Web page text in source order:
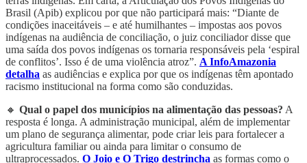
Brasil (Apib) explicou por que não participará mais: “Diante de
condições inaceitáveis – e até humilhantes – impostas aos povos
indígenas na audiência de conciliação, o juiz conciliador disse que
uma saída dos povos indígenas os tornaria responsáveis pela ‘espiral
de conflitos’. Isso é de uma violência atroz”. A InfoAmazonia
detalha as audiências e explica por que os indígenas têm apontado
racismo institucional na forma como são conduzidas.
🔸 Qual o papel dos municípios na alimentação das pessoas? A
resposta é longa. A administração municipal, além de implementar
um plano de segurança alimentar, pode criar leis para fortalecer a
agricultura familiar ou ainda para limitar o consumo de
ultraprocessados. O Joio e O Trigo destrincha as formas como o